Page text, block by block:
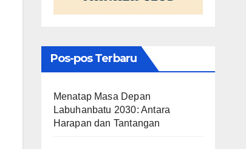
Pos-pos Terbaru
Menatap Masa Depan
Labuhanbatu 2030: Antara
Harapan dan Tantangan